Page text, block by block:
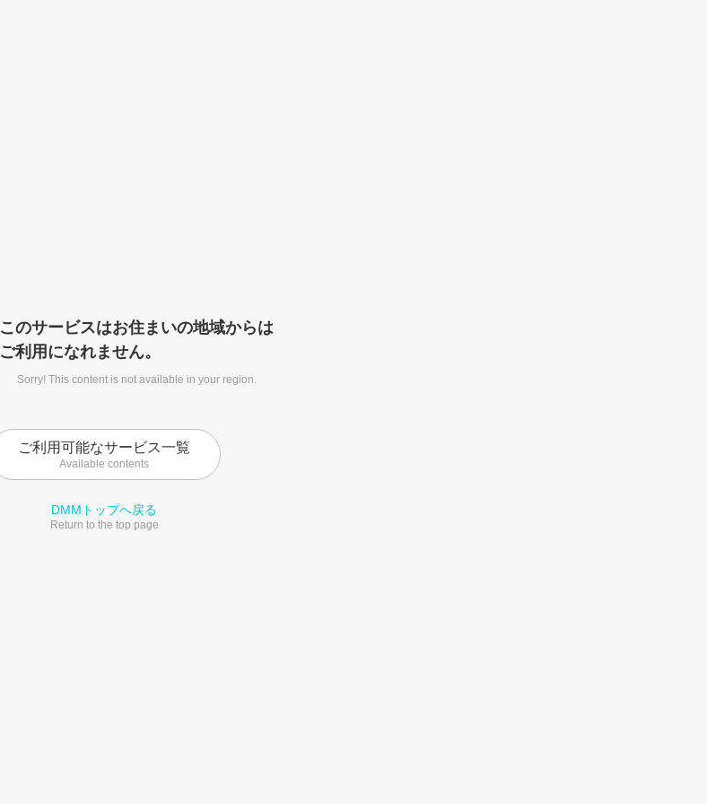
このサービスはお住まいの地域からは
ご利用になれません。
Sorry! This content is not available in your region.
ご利用可能なサービス一覧
Available contents
DMMトップへ戻る
Return to the top page